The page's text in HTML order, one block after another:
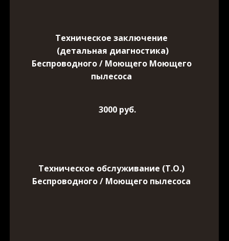
Техническое заключение
(детальная диагностика)
Беспроводного / Моющего Моющего
пылесоса
3000 руб.
Техническое обслуживание (Т.О.)
Беспроводного / Моющего пылесоса